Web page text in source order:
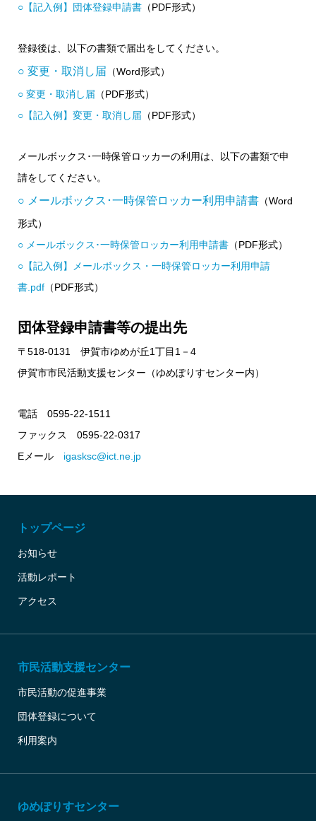
○【記入例】団体登録申請書 （PDF形式）
登録後は、以下の書類で届出をしてください。
○ 変更・取消し届 （Word形式）
○ 変更・取消し届 （PDF形式）
○【記入例】変更・取消し届 （PDF形式）
メールボックス･一時保管ロッカーの利用は、以下の書類で申
請をしてください。
○ メールボックス･一時保管ロッカー利用申請書 （Word
形式）
○ メールボックス･一時保管ロッカー利用申請書 （PDF形式）
○【記入例】メールボックス・一時保管ロッカー利用申請
書.pdf （PDF形式）
団体登録申請書等の提出先
〒518-0131 伊賀市ゆめが丘1丁目1－4
伊賀市市民活動支援センター（ゆめぽりすセンター内）
電話 0595-22-1511
ファックス 0595-22-0317
Eメール igasksc@ict.ne.jp
トップページ
お知らせ
活動レポート
アクセス
市民活動支援センター
市民活動の促進事業
団体登録について
利用案内
ゆめぽりすセンター